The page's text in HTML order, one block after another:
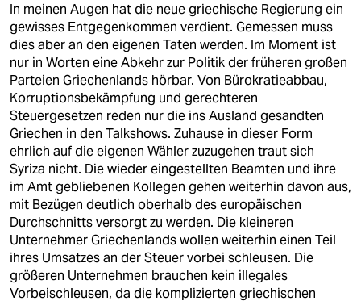
In meinen Augen hat die neue griechische Regierung ein
gewisses Entgegenkommen verdient. Gemessen muss
dies aber an den eigenen Taten werden. Im Moment ist
nur in Worten eine Abkehr zur Politik der früheren großen
Parteien Griechenlands hörbar. Von Bürokratieabbau,
Korruptionsbekämpfung und gerechteren
Steuergesetzen reden nur die ins Ausland gesandten
Griechen in den Talkshows. Zuhause in dieser Form
ehrlich auf die eigenen Wähler zuzugehen traut sich
Syriza nicht. Die wieder eingestellten Beamten und ihre
im Amt gebliebenen Kollegen gehen weiterhin davon aus,
mit Bezügen deutlich oberhalb des europäischen
Durchschnitts versorgt zu werden. Die kleineren
Unternehmer Griechenlands wollen weiterhin einen Teil
ihres Umsatzes an der Steuer vorbei schleusen. Die
größeren Unternehmen brauchen kein illegales
Vorbeischleusen, da die komplizierten griechischen